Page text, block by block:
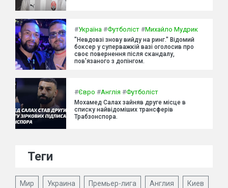
#Україна #Футболіст #Михайло Мудрик
"Невдовзі знову вийду на ринг." Відомий
боксер у суперважкій вазі оголосив про
своє повернення після скандалу,
пов'язаного з допінгом.
#Євро #Англія #Футболіст
Мохамед Салах зайняв друге місце в
списку найвідоміших трансферів
Трабзонспора.
Теги
Мир Украина Премьер-лига Англия Киев